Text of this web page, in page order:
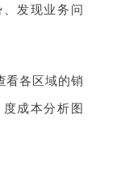
发现业务问
看各区域的销
成本分析图